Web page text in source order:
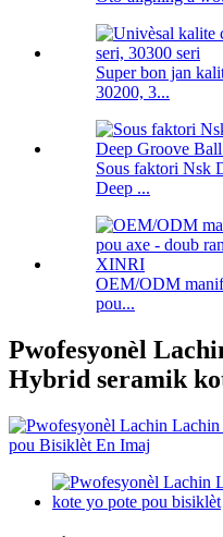
Super bon jan
30200, 3...
Sous faktori Nsk
Deep ...
OEM/ODM
pou...
Pwofesyonèl
Hybrid seramik